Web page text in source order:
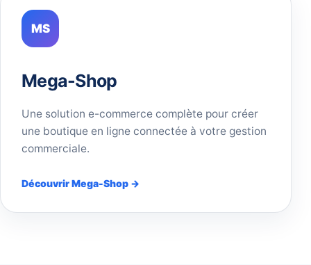
MS
Mega-Shop
Une solution e-commerce complète pour créer
une boutique en ligne connectée à votre gestion
commerciale.
Découvrir Mega-Shop →